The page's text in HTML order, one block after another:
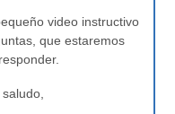
video instructivo
que estaremos